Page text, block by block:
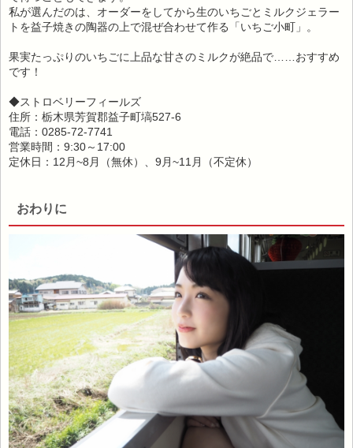
私が選んだのは、オーダーをしてから生のいちごとミルクジェラー
トを益子焼きの陶器の上で混ぜ合わせて作る「いちご小町」。
果実たっぷりのいちごに上品な甘さのミルクが絶品で……おすすめ
です！
◆ストロベリーフィールズ
住所：栃木県芳賀郡益子町塙527-6
電話：0285-72-7741
営業時間：9:30～17:00
定休日：12月~8月（無休）、9月~11月（不定休）
おわりに